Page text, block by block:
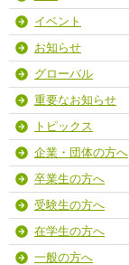
イベント
お知らせ
グローバル
重要なお知らせ
トピックス
企業・団体の方へ
卒業生の方へ
受験生の方へ
在学生の方へ
一般の方へ